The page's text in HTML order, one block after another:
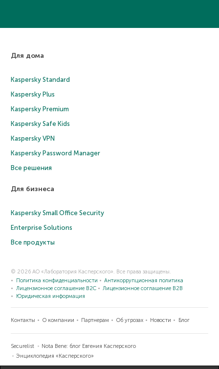
Для дома
Kaspersky Standard
Kaspersky Plus
Kaspersky Premium
Kaspersky Safe Kids
Kaspersky VPN
Kaspersky Password Manager
Все решения
Для бизнеса
Kaspersky Small Office Security
Enterprise Solutions
Все продукты
© 2026 АО «Лаборатория Касперского». Все права защищены.
Политика конфиденциальности
Антикоррупционная политика
Лицензионное соглашение B2C
Лицензионное соглашение B2B
Юридическая информация
Контакты О компании Партнерам Об угрозах Новости Блог
Securelist
Nota Bene: блог Евгения Касперского
Энциклопедия «Касперского»